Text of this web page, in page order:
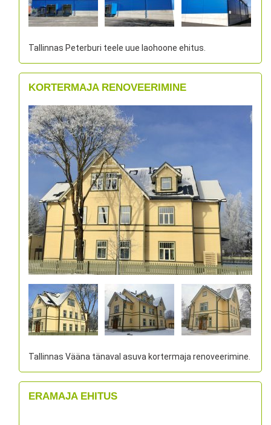
Tallinnas Peterburi teele uue laohoone ehitus.
KORTERMAJA RENOVEERIMINE
Tallinnas Vääna tänaval asuva kortermaja renoveerimine.
ERAMAJA EHITUS